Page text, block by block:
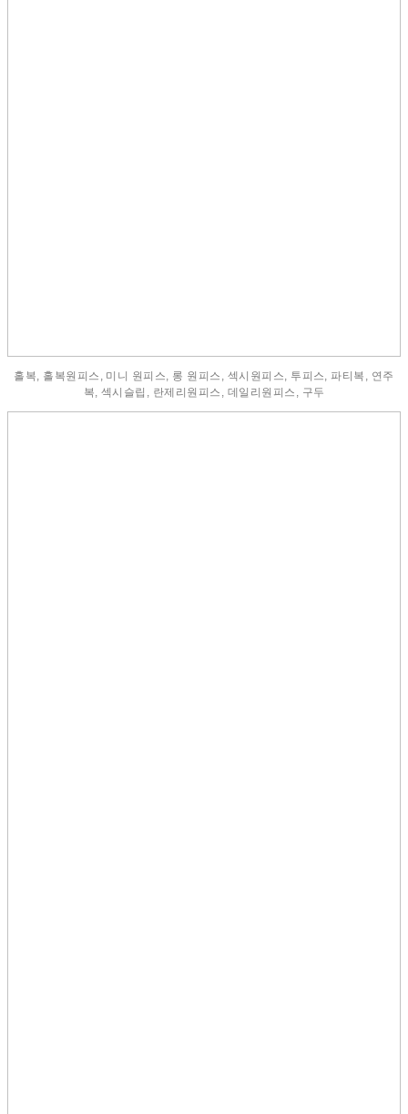
홀복, 홀복원피스, 미니 원피스, 롱 원피스, 섹시원피스, 투피스, 파티복, 연주
복, 섹시슬립, 란제리원피스, 데일리원피스, 구두